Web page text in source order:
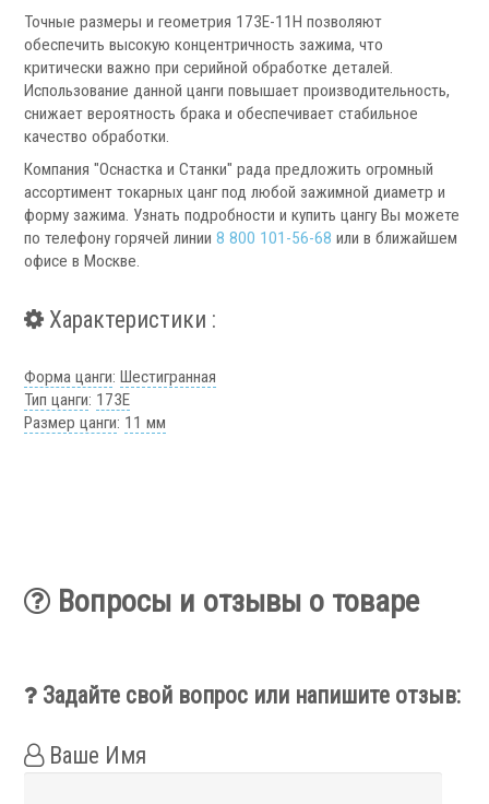
Магнитные линейки
Аксессуары УЦИ
Комплекты УЦИ
Системы СОЖ
Скиммеры СОЖ
Рефрактометры СОЖ
Фильтры масляного тумана
Точные размеры и геометрия 173E-11H позволяют
обеспечить высокую концентричность зажима, что
критически важно при серийной обработке деталей.
Использование данной цанги повышает производительность,
снижает вероятность брака и обеспечивает стабильное
качество обработки.
Компания "Оснастка и Станки" рада предложить огромный
ассортимент токарных цанг под любой зажимной диаметр и
форму зажима. Узнать подробности и купить цангу Вы можете
по телефону горячей линии8 800 101-56-68 или в ближайшем
офисе в Москве.
Характеристики :
Форма цанги:Шестигранная
Тип цанги: 173Е
Размер цанги: 11 мм
Вопросы и отзывы о товаре
Задайте свой вопрос или напишите отзыв:
Ваше Имя